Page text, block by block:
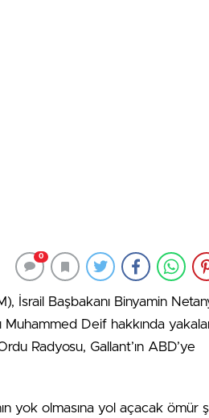
0
İsrail Başbakanı Binyamin
Muhammed Deif hakkında
Radyosu, Gallant’ın ABD’ye
yok olmasına yol açacak ömür